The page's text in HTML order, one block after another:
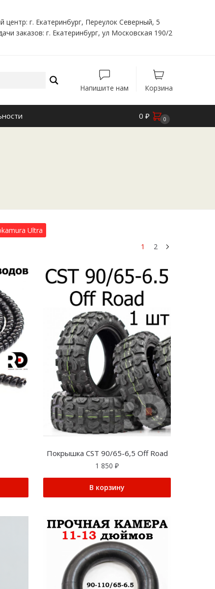
центр: г. Екатеринбург, Переулок Северный, 5
заказов: г. Екатеринбург, ул Московская 190/2
Напишите нам Корзина
0 ₽ 0
Ultra
1 2
Покрышка CST 90/65-6,5 Off Road
1 850₽
В корзину